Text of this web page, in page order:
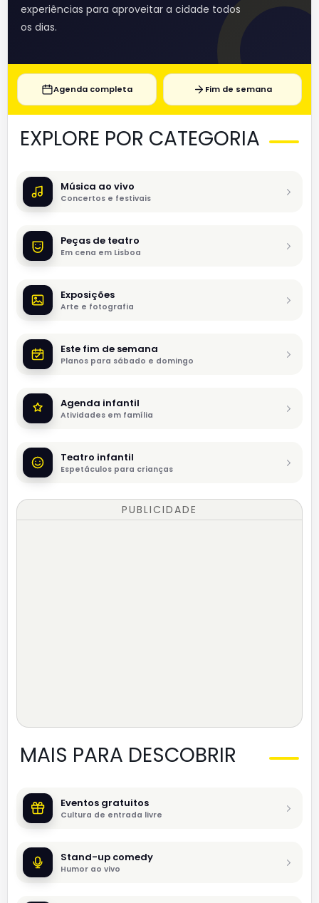
experiências para aproveitar a cidade todos
os dias.
Agenda completa Fim de semana
EXPLORE POR CATEGORIA
Música ao vivo
Concertos e festivais
Peças de teatro
Em cena em Lisboa
Exposições
Arte e fotografia
Este fim de semana
Planos para sábado e domingo
Agenda infantil
Atividades em família
Teatro infantil
Espetáculos para crianças
PUBLICIDADE
MAIS PARA DESCOBRIR
Eventos gratuitos
Cultura de entrada livre
Stand-up comedy
Humor ao vivo